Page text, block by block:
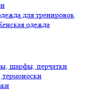
для тренировок
одежда
шарфы, перчатки